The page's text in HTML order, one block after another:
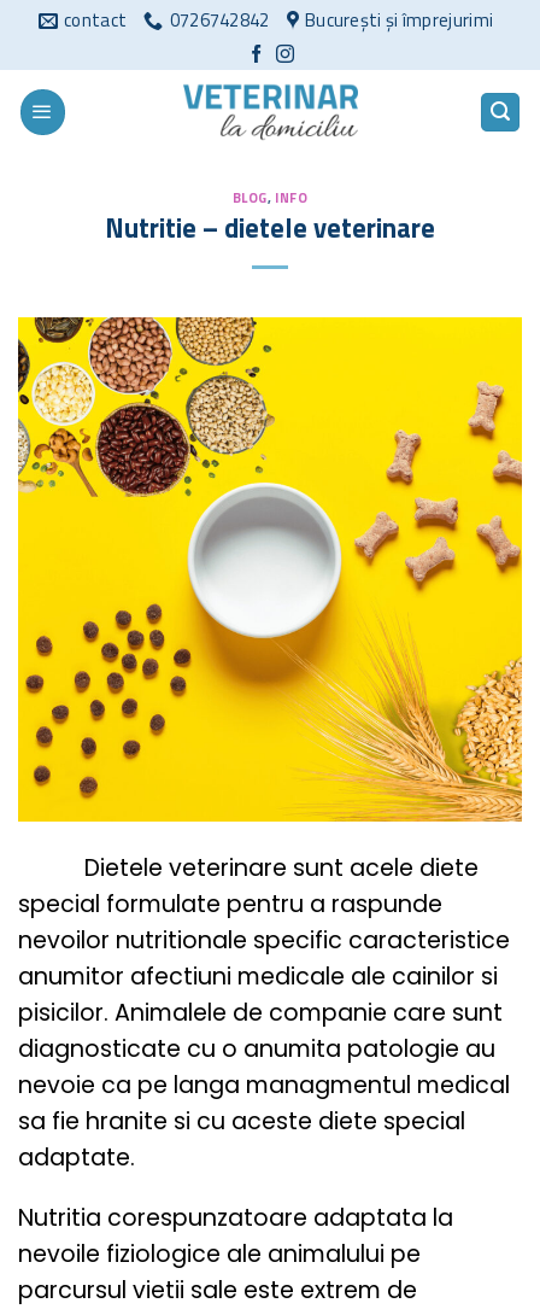
conținut
contact 0726742842 București și împrejurimi
BLOG, INFO
Nutritie – dietele veterinare
Dietele veterinare sunt acele diete
special formulate pentru a raspunde
nevoilor nutritionale specific caracteristice
anumitor afectiuni medicale ale cainilor si
pisicilor. Animalele de companie care sunt
diagnosticate cu o anumita patologie au
nevoie ca pe langa managmentul medical
sa fie hranite si cu aceste diete special
adaptate.
Nutritia corespunzatoare adaptata la
nevoile fiziologice ale animalului pe
parcursul vietii sale este extrem de